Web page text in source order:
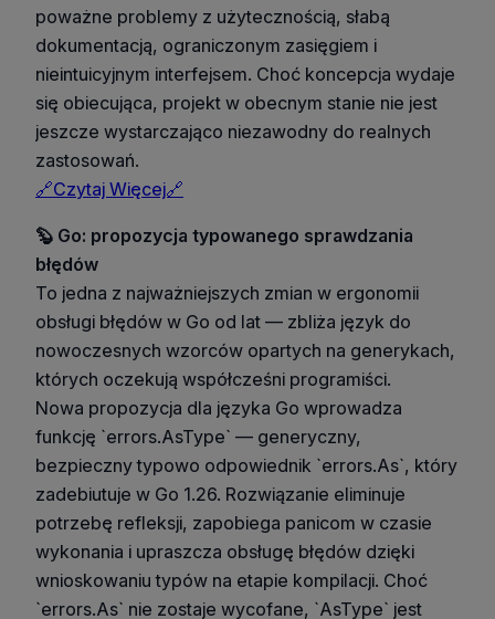
poważne problemy z użytecznością, słabą
dokumentacją, ograniczonym zasięgiem i
nieintuicyjnym interfejsem. Choć koncepcja wydaje
się obiecująca, projekt w obecnym stanie nie jest
jeszcze wystarczająco niezawodny do realnych
zastosowań.
🔗Czytaj Więcej🔗
🦫 Go: propozycja typowanego sprawdzania
błędów
To jedna z najważniejszych zmian w ergonomii
obsługi błędów w Go od lat — zbliża język do
nowoczesnych wzorców opartych na generykach,
których oczekują współcześni programiści.
Nowa propozycja dla języka Go wprowadza
funkcję `errors.AsType` — generyczny,
bezpieczny typowo odpowiednik `errors.As`, który
zadebiutuje w Go 1.26. Rozwiązanie eliminuje
potrzebę refleksji, zapobiega panicom w czasie
wykonania i upraszcza obsługę błędów dzięki
wnioskowaniu typów na etapie kompilacji. Choć
`errors.As` nie zostaje wycofane, `AsType` jest